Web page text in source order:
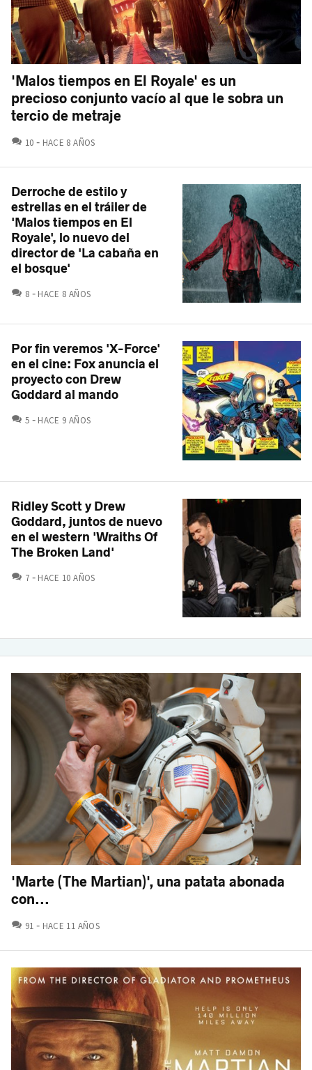
'Malos tiempos en El Royale' es un
precioso conjunto vacío al que le sobra un
tercio de metraje
10 COMENTARIOS
HACE 8 AÑOS
Derroche de estilo y
estrellas en el tráiler de
'Malos tiempos en El
Royale', lo nuevo del
director de 'La cabaña en
el bosque'
8 COMENTARIOS
HACE 8 AÑOS
Por fin veremos 'X-Force'
en el cine: Fox anuncia el
proyecto con Drew
Goddard al mando
5 COMENTARIOS
HACE 9 AÑOS
Ridley Scott y Drew
Goddard, juntos de nuevo
en el western 'Wraiths Of
The Broken Land'
7 COMENTARIOS
HACE 10 AÑOS
'Marte (The Martian)', una patata abonada
con...
91 COMENTARIOS
HACE 11 AÑOS